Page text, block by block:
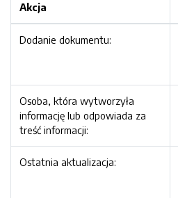
Akcja
Dodanie dokumentu:
Osoba, która wytworzyła
informację lub odpowiada za
treść informacji:
Ostatnia aktualizacja: